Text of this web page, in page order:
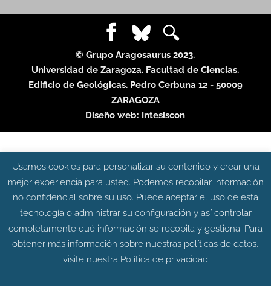
© Grupo Aragosaurus 2023.
Universidad de Zaragoza. Facultad de Ciencias.
Edificio de Geológicas. Pedro Cerbuna 12 - 50009
ZARAGOZA
Diseño web: Intesiscon
Usamos cookies para personalizar su contenido y crear una
mejor experiencia para usted. Podemos recopilar información
no confidencial sobre su uso. Puede aceptar el uso de esta
tecnología o administrar su configuración y así controlar
completamente qué información se recopila y gestiona. Para
obtener más información sobre nuestras políticas de datos,
visite nuestra Política de privacidad